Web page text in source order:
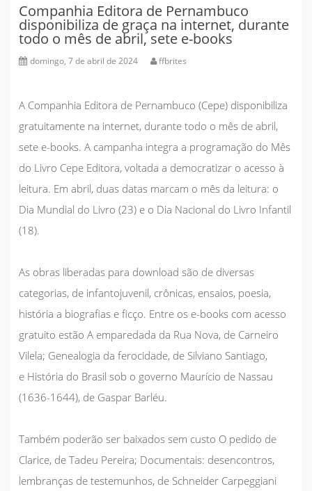
Companhia Editora de Pernambuco
disponibiliza de graça na internet, durante
todo o mês de abril, sete e-books
domingo, 7 de abril de 2024 ffbrites
A Companhia Editora de Pernambuco (Cepe) disponibiliza
gratuitamente na internet, durante todo o mês de abril,
sete e-books. A campanha integra a programação do Mês
do Livro Cepe Editora, voltada a democratizar o acesso à
leitura. Em abril, duas datas marcam o mês da leitura: o
Dia Mundial do Livro (23) e o Dia Nacional do Livro Infantil
(18).
As obras liberadas para download são de diversas
categorias, de infantojuvenil, crônicas, ensaios, poesia,
história a biografias e ficço. Entre os e-books com acesso
gratuito estão A emparedada da Rua Nova, de Carneiro
Vilela; Genealogia da ferocidade, de Silviano Santiago,
e História do Brasil sob o governo Maurício de Nassau
(1636-1644), de Gaspar Barléu.
Também poderão ser baixados sem custo O pedido de
Clarice, de Tadeu Pereira; Documentais: desencontros,
lembranças de testemunhos, de Schneider Carpeggiani